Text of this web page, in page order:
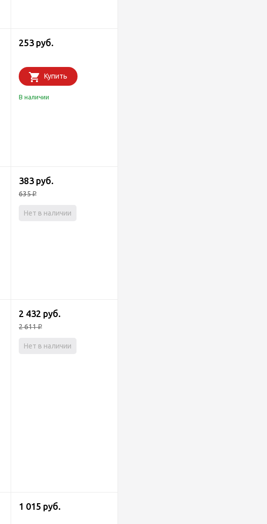
253 руб.
Купить
В наличии
383 руб.
635₽
Нет в наличии
2 432 руб.
2 611₽
Нет в наличии
1 015 руб.